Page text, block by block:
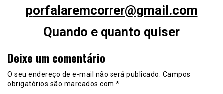
porfalaremcorrer@gmail.com
Quando e quanto quiser
Deixe um comentário
O seu endereço de e-mail não será publicado. Campos
obrigatórios são marcados com *